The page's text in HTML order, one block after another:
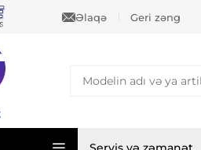
Əlaqə Geri zəng